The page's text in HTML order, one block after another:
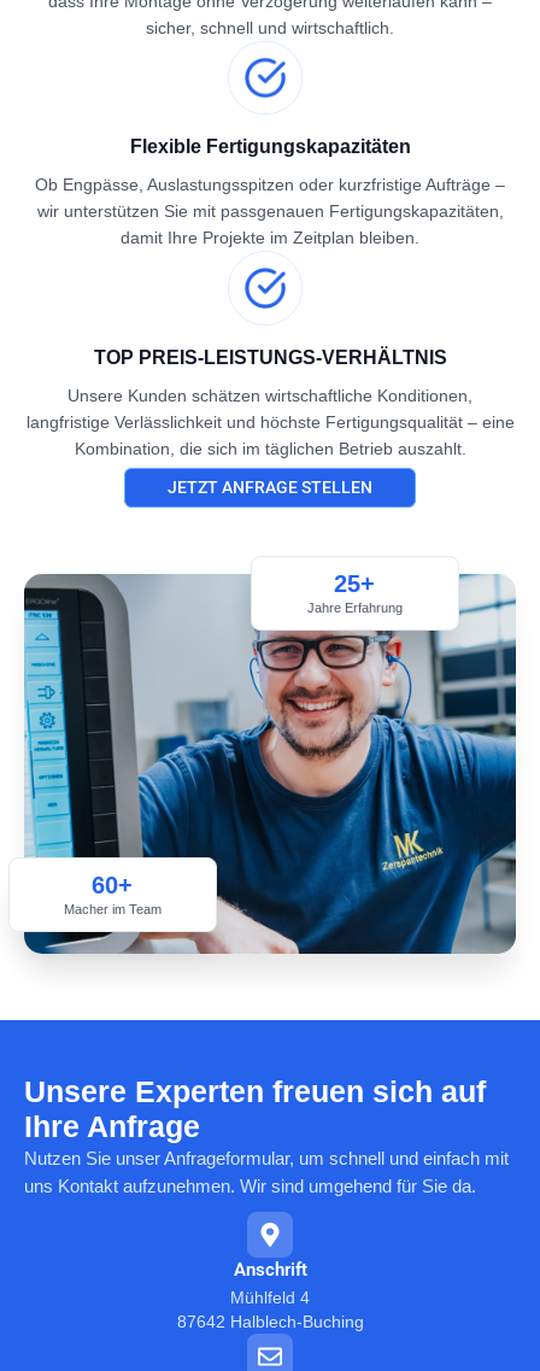
sicher, schnell und wirtschaftlich.
Flexible Fertigungskapazitäten
Ob Engpässe, Auslastungsspitzen oder kurzfristige Aufträge –
wir unterstützen Sie mit passgenauen Fertigungskapazitäten,
damit Ihre Projekte im Zeitplan bleiben.
TOP PREIS-LEISTUNGS-VERHÄLTNIS
Unsere Kunden schätzen wirtschaftliche Konditionen,
langfristige Verlässlichkeit und höchste Fertigungsqualität – eine
Kombination, die sich im täglichen Betrieb auszahlt.
JETZT ANFRAGE STELLEN
25+
Jahre Erfahrung
60+
Macher im Team
Unsere Experten freuen sich auf
Ihre Anfrage
Nutzen Sie unser Anfrageformular, um schnell und einfach mit
uns Kontakt aufzunehmen. Wir sind umgehend für Sie da.
Anschrift
Mühlfeld 4
87642 Halblech-Buching